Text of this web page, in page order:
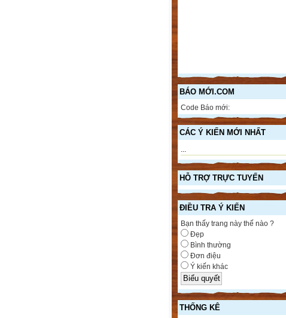
BÁO MỚI.COM
Code Báo mới:
CÁC Ý KIẾN MỚI NHẤT
...
HỖ TRỢ TRỰC TUYẾN
ĐIỀU TRA Ý KIẾN
Bạn thấy trang này thế nào ?
Đẹp
Bình thường
Đơn điệu
Ý kiến khác
THỐNG KÊ